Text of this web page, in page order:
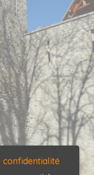
confidentialité